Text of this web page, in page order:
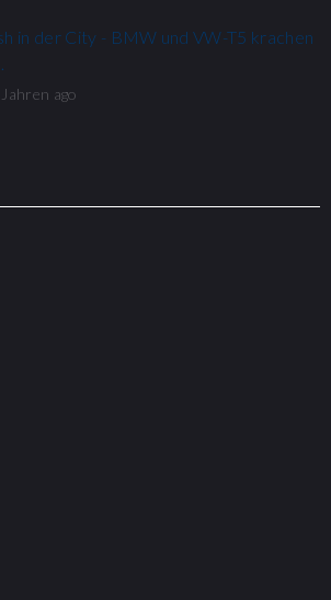
in der City - BMW und VW-T5 krachen
ago